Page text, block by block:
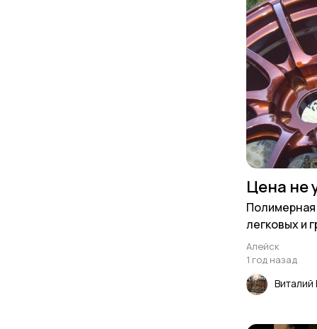
Цена не
Полимерная
легковых и
любой цвет
Алейск
1 год назад